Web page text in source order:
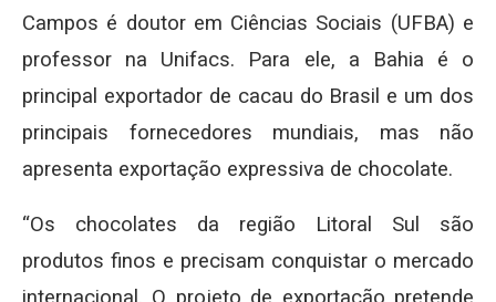
Campos é doutor em Ciências Sociais (UFBA) e
professor na Unifacs. Para ele, a Bahia é o
principal exportador de cacau do Brasil e um dos
principais fornecedores mundiais, mas não
apresenta exportação expressiva de chocolate.
“Os chocolates da região Litoral Sul são
produtos finos e precisam conquistar o mercado